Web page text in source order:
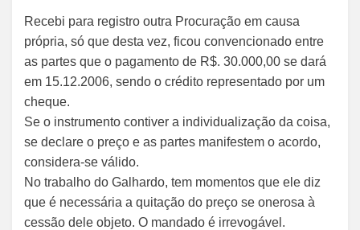
Recebi para registro outra Procuração em causa
própria, só que desta vez, ficou convencionado entre
as partes que o pagamento de R$. 30.000,00 se dará
em 15.12.2006, sendo o crédito representado por um
cheque.
Se o instrumento contiver a individualização da coisa,
se declare o preço e as partes manifestem o acordo,
considera-se válido.
No trabalho do Galhardo, tem momentos que ele diz
que é necessária a quitação do preço se onerosa à
cessão dele objeto. O mandado é irrevogável.